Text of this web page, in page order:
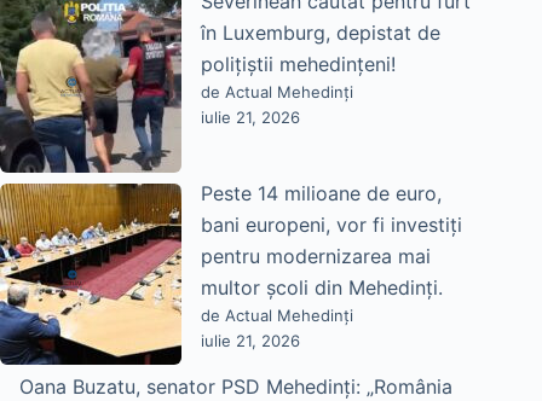
în Luxemburg, depistat de
polițiștii mehedințeni!
de Actual Mehedinți
iulie 21, 2026
Peste 14 milioane de euro,
bani europeni, vor fi investiți
pentru modernizarea mai
multor școli din Mehedinți.
de Actual Mehedinți
iulie 21, 2026
Oana Buzatu, senator PSD Mehedinți: „România